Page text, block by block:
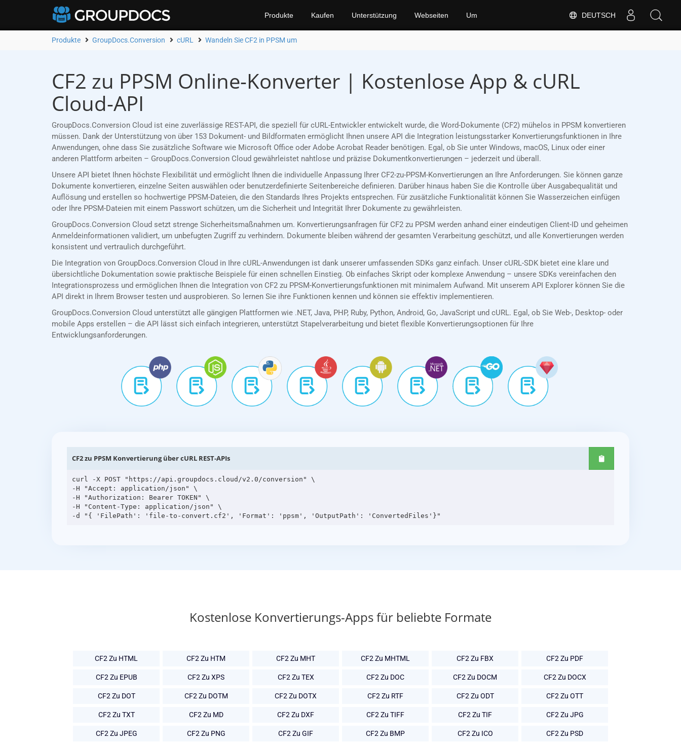
DEUTSCH
Produkte Kaufen Unterstützung Webseiten Um
Produkte GroupDocs.Conversion cURL Wandeln Sie CF2 in PPSM um
CF2 zu PPSM Online-Konverter | Kostenlose App & cURL
Cloud-API
GroupDocs.Conversion Cloud ist eine zuverlässige REST-API, die speziell für cURL-Entwickler entwickelt wurde, die Word-Dokumente (CF2) mühelos in PPSM konvertieren
müssen. Dank der Unterstützung von über 153 Dokument- und Bildformaten ermöglicht Ihnen unsere API die Integration leistungsstarker Konvertierungsfunktionen in Ihre
Anwendungen, ohne dass Sie zusätzliche Software wie Microsoft Office oder Adobe Acrobat Reader benötigen. Egal, ob Sie unter Windows, macOS, Linux oder einer
anderen Plattform arbeiten – GroupDocs.Conversion Cloud gewährleistet nahtlose und präzise Dokumentkonvertierungen – jederzeit und überall.
Unsere API bietet Ihnen höchste Flexibilität und ermöglicht Ihnen die individuelle Anpassung Ihrer CF2-zu-PPSM-Konvertierungen an Ihre Anforderungen. Sie können ganze
Dokumente konvertieren, einzelne Seiten auswählen oder benutzerdefinierte Seitenbereiche definieren. Darüber hinaus haben Sie die Kontrolle über Ausgabequalität und
Auflösung und erstellen so hochwertige PPSM-Dateien, die den Standards Ihres Projekts entsprechen. Für zusätzliche Funktionalität können Sie Wasserzeichen einfügen
oder Ihre PPSM-Dateien mit einem Passwort schützen, um die Sicherheit und Integrität Ihrer Dokumente zu gewährleisten.
GroupDocs.Conversion Cloud setzt strenge Sicherheitsmaßnahmen um. Konvertierungsanfragen für CF2 zu PPSM werden anhand einer eindeutigen Client-ID und geheimen
Anmeldeinformationen validiert, um unbefugten Zugriff zu verhindern. Dokumente bleiben während der gesamten Verarbeitung geschützt, und alle Konvertierungen werden
konsistent und vertraulich durchgeführt.
Die Integration von GroupDocs.Conversion Cloud in Ihre cURL-Anwendungen ist dank unserer umfassenden SDKs ganz einfach. Unser cURL-SDK bietet eine klare und
übersichtliche Dokumentation sowie praktische Beispiele für einen schnellen Einstieg. Ob einfaches Skript oder komplexe Anwendung – unsere SDKs vereinfachen den
Integrationsprozess und ermöglichen Ihnen die Integration von CF2 zu PPSM-Konvertierungsfunktionen mit minimalem Aufwand. Mit unserem API Explorer können Sie die
API direkt in Ihrem Browser testen und ausprobieren. So lernen Sie ihre Funktionen kennen und können sie effektiv implementieren.
GroupDocs.Conversion Cloud unterstützt alle gängigen Plattformen wie .NET, Java, PHP, Ruby, Python, Android, Go, JavaScript und cURL. Egal, ob Sie Web-, Desktop- oder
mobile Apps erstellen – die API lässt sich einfach integrieren, unterstützt Stapelverarbeitung und bietet flexible Konvertierungsoptionen für Ihre
Entwicklungsanforderungen.
CF2 zu PPSM Konvertierung über cURL REST-APIs
curl -X POST "https://api.groupdocs.cloud/v2.0/conversion" \
-H "Accept: application/json" \
-H "Authorization: Bearer TOKEN" \
-H "Content-Type: application/json" \
Kostenlose Konvertierungs-Apps für beliebte Formate
CF2 Zu HTML CF2 Zu HTM CF2 Zu MHT CF2 Zu MHTML CF2 Zu FBX CF2 Zu PDF
CF2 Zu EPUB CF2 Zu XPS CF2 Zu TEX CF2 Zu DOC CF2 Zu DOCM CF2 Zu DOCX
CF2 Zu DOT CF2 Zu DOTM CF2 Zu DOTX CF2 Zu RTF CF2 Zu ODT CF2 Zu OTT
CF2 Zu TXT CF2 Zu MD CF2 Zu DXF CF2 Zu TIFF CF2 Zu TIF CF2 Zu JPG
CF2 Zu JPEG CF2 Zu PNG CF2 Zu GIF CF2 Zu BMP CF2 Zu ICO CF2 Zu PSD